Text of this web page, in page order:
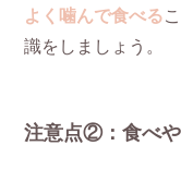
よく噛んで食べる
識をしましょう。
注意点②：食べ